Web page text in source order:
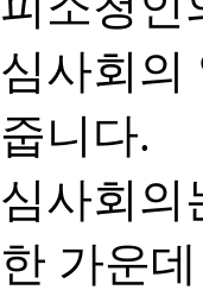
심사회의
줍니다.
심사회의
한 가운